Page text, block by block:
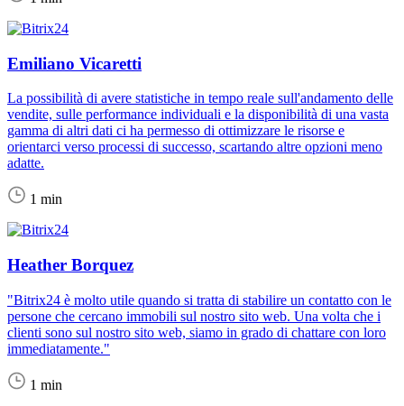
Emiliano Vicaretti
La possibilità di avere statistiche in tempo reale sull'andamento delle
vendite, sulle performance individuali e la disponibilità di una vasta
gamma di altri dati ci ha permesso di ottimizzare le risorse e
orientarci verso processi di successo, scartando altre opzioni meno
adatte.
1 min
Heather Borquez
"Bitrix24 è molto utile quando si tratta di stabilire un contatto con le
persone che cercano immobili sul nostro sito web. Una volta che i
clienti sono sul nostro sito web, siamo in grado di chattare con loro
immediatamente."
1 min